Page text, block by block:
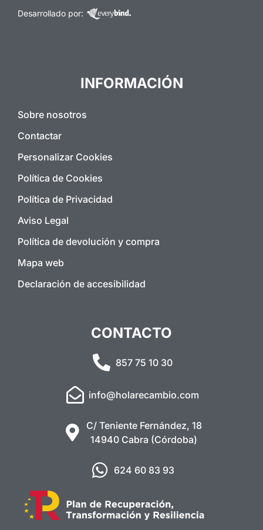
Desarrollado por:
INFORMACIÓN
Sobre nosotros
Contactar
Personalizar Cookies
Política de Cookies
Política de Privacidad
Aviso Legal
Política de devolución y compra
Mapa web
Declaración de accesibilidad
CONTACTO
857 75 10 30
info@holarecambio.com
C/ Teniente Fernández, 18
14940 Cabra (Córdoba)
624 60 83 93